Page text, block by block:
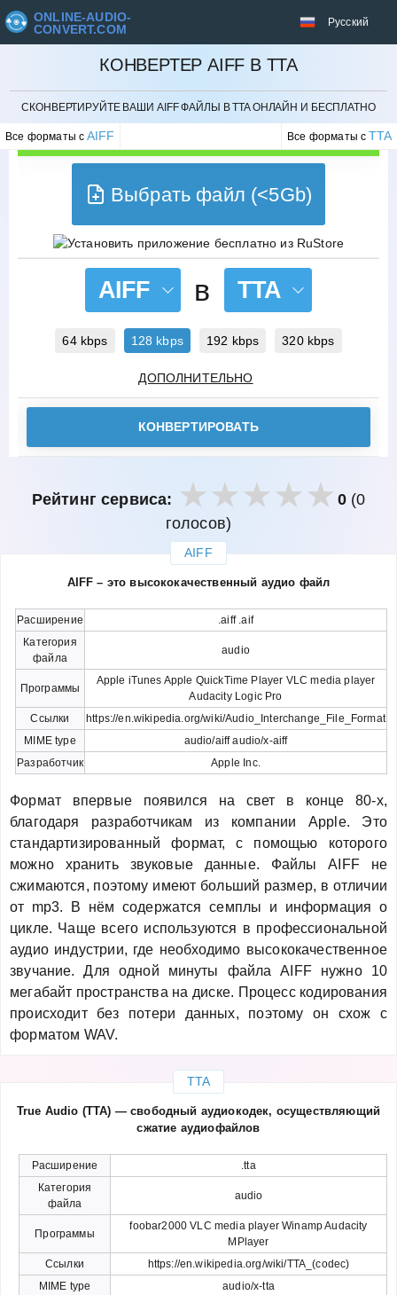
ONLINE-AUDIO-
CONVERT.COM
Русский
КОНВЕРТЕР AIFF В TTA
СКОНВЕРТИРУЙТЕ ВАШИ AIFF ФАЙЛЫ В TTA ОНЛАЙН И БЕСПЛАТНО
Все форматы сAIFF Все форматы сTTA
ОТМЕНИТЬ
Выбрать файл (<5Gb)
AIFF в TTA
64 kbps 128 kbps 192 kbps 320 kbps
ДОПОЛНИТЕЛЬНО
КОНВЕРТИРОВАТЬ
Рейтинг сервиса: 0(0
голосов)
AIFF
AIFF – это высококачественный аудио файл
Расширение
.aiff .aif
Категория
файла
audio
Программы
Apple iTunes Apple QuickTime Player VLC media player
Audacity Logic Pro
Ссылки
https://en.wikipedia.org/wiki/Audio_Interchange_File_Format
MIME type
audio/aiff audio/x-aiff
Разработчик
Apple Inc.
Формат впервые появился на свет в конце 80-х,
благодаря разработчикам из компании Apple. Это
стандартизированный формат, с помощью которого
можно хранить звуковые данные. Файлы AIFF не
сжимаются, поэтому имеют больший размер, в отличии
от mp3. В нём содержатся семплы и информация о
цикле. Чаще всего используются в профессиональной
аудио индустрии, где необходимо высококачественное
звучание. Для одной минуты файла AIFF нужно 10
мегабайт пространства на диске. Процесс кодирования
происходит без потери данных, поэтому он схож с
форматом WAV.
TTA
True Audio (TTA) — свободный аудиокодек, осуществляющий
сжатие аудиофайлов
Расширение
.tta
Категория
файла
audio
Программы
foobar2000 VLC media player Winamp Audacity
MPlayer
Ссылки
https://en.wikipedia.org/wiki/TTA_(codec)
MIME type
audio/x-tta